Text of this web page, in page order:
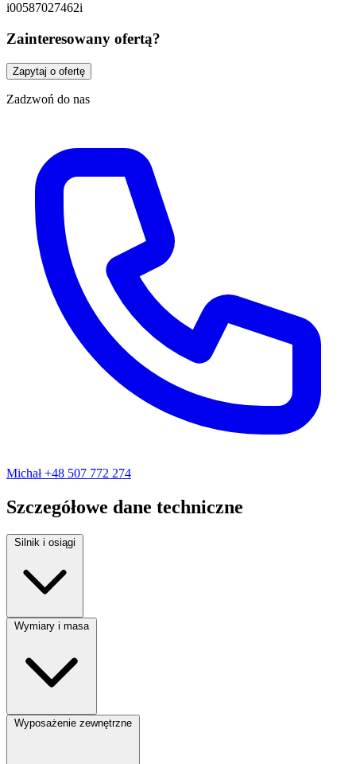
i00587027462i
Zainteresowany ofertą?
Zapytaj o ofertę
Zadzwoń do nas
Michał +48 507 772 274
Szczegółowe dane techniczne
Silnik i osiągi
Rodzaj paliwa:Diesel
Wymiary i masa
Liczba miejsc: 5
Wyposażenie zewnętrzne